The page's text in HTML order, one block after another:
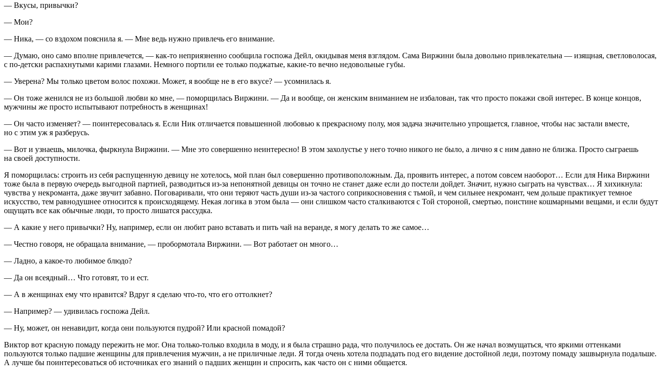
— Вкусы, привычки?
— Мои?
— Ника, — со вздохом пояснила я. — Мне ведь нужно привлечь его внимание.
— Думаю, оно само вполне привлечется, — как-то неприязненно сообщила госпожа Дейл, окидывая меня взглядом. Сама Виржини была довольно привлекательна — изящная, светловолосая,
с по-детски распахнутыми карими глазами. Немного портили ее только поджатые, какие-то вечно недовольные губы.
— Уверена? Мы только цветом волос похожи. Может, я вообще не в его вкусе? — усомнилась я.
— Он тоже женился не из большой любви ко мне, — поморщилась Виржини. — Да и вообще, он женским вниманием не избалован, так что просто покажи свой интерес. В конце концов,
мужчины же просто испытывают потребность в женщинах!
— Он часто изменяет? — поинтересовалась я. Если Ник отличается повышенной любовью к прекрасному полу, моя задача значительно упрощается, главное, чтобы нас застали вместе,
но с этим уж я разберусь.
— Вот и узнаешь, милочка, фыркнула Виржини. — Мне это совершенно неинтересно! В этом захолустье у него точно никого не было, а лично я с ним давно не близка. Просто сыграешь
на своей доступности.
Я поморщилась: строить из себя распущенную девицу не хотелось, мой план был совершенно противоположным. Да, проявить интерес, а потом совсем наоборот… Если для Ника Виржини
тоже была в первую очередь выгодной партией, разводиться из-за непонятной девицы он точно не станет даже если до постели дойдет. Значит, нужно сыграть на чувствах… Я хихикнула:
чувства у некроманта, даже звучит забавно. Поговаривали, что они теряют часть души из-за частого соприкосновения с тьмой, и чем сильнее некромант, чем дольше практикует темное
искусство, тем равнодушнее относится к происходящему. Некая логика в этом была — они слишком часто сталкиваются с Той стороной, смертью, поистине кошмарными вещами, и если будут
ощущать все как обычные люди, то просто лишатся рассудка.
— А какие у него привычки? Ну, например, если он любит рано вставать и пить чай на веранде, я могу делать то же самое…
— Честно говоря, не обращала внимание, — пробормотала Виржини. — Вот работает он много…
— Ладно, а какое-то любимое блюдо?
— Да он всеядный… Что готовят, то и ест.
— А в женщинах ему что нравится? Вдруг я сделаю что-то, что его оттолкнет?
— Например? — удивилась госпожа Дейл.
— Ну, может, он ненавидит, когда они пользуются пудрой? Или красной помадой?
Виктор вот красную помаду пережить не мог. Она только-только входила в моду, и я была страшно рада, что получилось ее достать. Он же начал возмущаться, что яркими оттенками
пользуются только падшие женщины для привлечения мужчин, а не приличные леди. Я тогда очень хотела подпадать под его видение достойной леди, поэтому помаду зашвырнула подальше.
А лучше бы поинтересоваться об источниках его знаний о падших женщин и спросить, как часто он с ними общается.